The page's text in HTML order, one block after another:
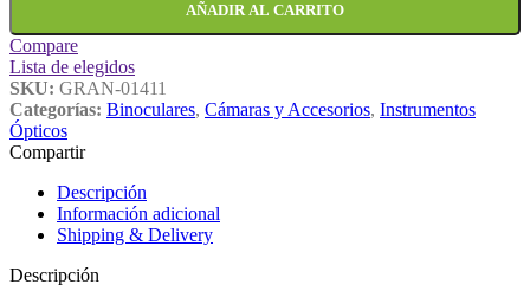
AÑADIR AL CARRITO
Compare
Lista de elegidos
SKU: GRAN-01411
Categorías: Binoculares, Cámaras y Accesorios, Instrumentos
Ópticos
Compartir
Descripción
Información adicional
Shipping & Delivery
Descripción